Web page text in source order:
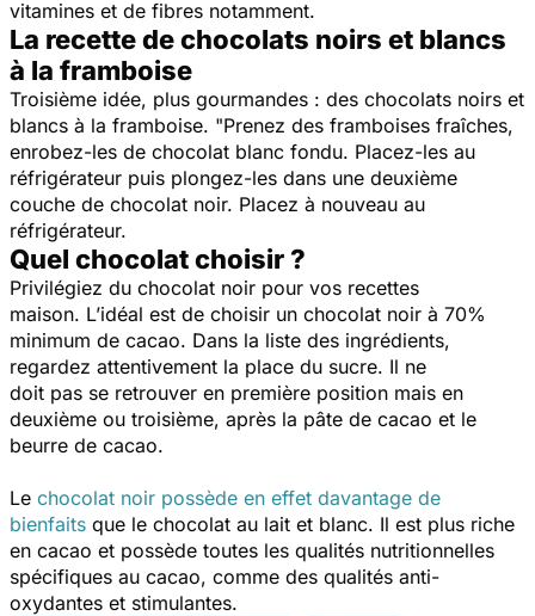
vitamines et de fibres notamment.
La recette de chocolats noirs et blancs
à la framboise
Troisième idée, plus gourmandes : des chocolats noirs et
blancs à la framboise. "Prenez des framboises fraîches,
enrobez-les de chocolat blanc fondu. Placez-les au
réfrigérateur puis plongez-les dans une deuxième
couche de chocolat noir. Placez à nouveau au
réfrigérateur.
Quel chocolat choisir ?
Privilégiez du chocolat noir pour vos recettes
maison. L’idéal est de choisir un chocolat noir à 70%
minimum de cacao. Dans la liste des ingrédients,
regardez attentivement la place du sucre. Il ne
doit pas se retrouver en première position mais en
deuxième ou troisième, après la pâte de cacao et le
beurre de cacao.
Le chocolat noir possède en effet davantage de
bienfaits que le chocolat au lait et blanc. Il est plus riche
en cacao et possède toutes les qualités nutritionnelles
spécifiques au cacao, comme des qualités anti-
oxydantes et stimulantes.